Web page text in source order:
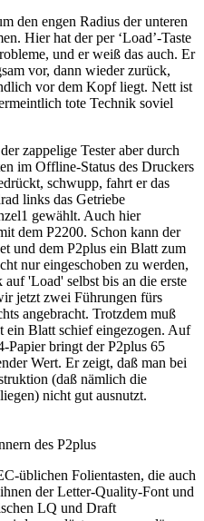
den engen Radius der unteren
Hier hat der per ‘Load’-Taste
und er weiß das auch. Er
vor, dann wieder zurück,
vor dem Kopf liegt. Nett ist
tote Technik soviel
zappelige Tester aber durch
im Offline-Status des Druckers
schwupp, fahrt er das
links das Getriebe
gewählt. Auch hier
dem P2200. Schon kann der
und dem P2plus ein Blatt zum
nur eingeschoben zu werden,
'Load' selbst bis an die erste
jetzt zwei Führungen fürs
angebracht. Trotzdem muß
ein Blatt schief eingezogen. Auf
Papier bringt der P2plus 65
Wert. Er zeigt, daß man bei
(daß nämlich die
nicht gut ausnutzt.
des P2plus
üblichen Folientasten, die auch
der Letter-Quality-Font und
LQ und Draft